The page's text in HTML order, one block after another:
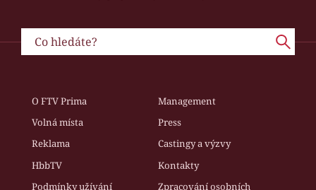
O FTV Prima
Management
Volná místa
Press
Reklama
Castingy a výzvy
HbbTV
Kontakty
Podmínky užívání
Zpracování osobních